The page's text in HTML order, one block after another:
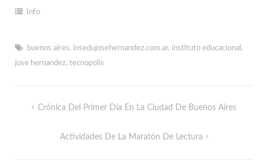
Info
buenos aires, insedujosehernandez.com.ar, instituto educacional ,
jose hernandez, tecnopolis
Crónica Del Primer Día En La Ciudad De Buenos Aires
Actividades De La Maratón De Lectura